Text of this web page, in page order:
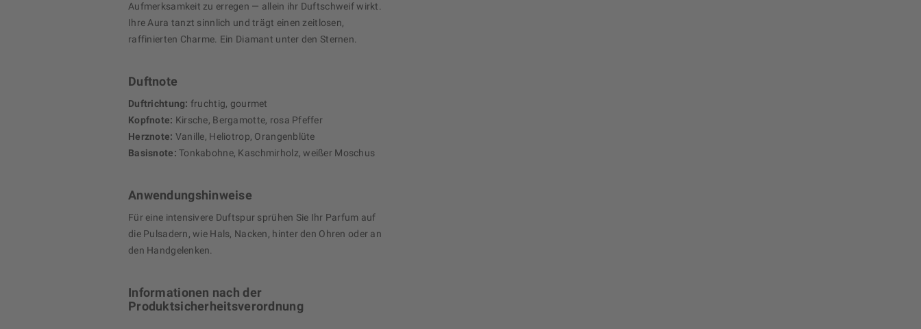
Aufmerksamkeit zu erregen — allein ihr Duftschweif wirkt.
Ihre Aura tanzt sinnlich und trägt einen zeitlosen,
raffinierten Charme. Ein Diamant unter den Sternen.
Duftnote
Duftrichtung: fruchtig, gourmet
Kopfnote: Kirsche, Bergamotte, rosa Pfeffer
Herznote: Vanille, Heliotrop, Orangenblüte
Basisnote: Tonkabohne, Kaschmirholz, weißer Moschus
Anwendungshinweise
Für eine intensivere Duftspur sprühen Sie Ihr Parfum auf
die Pulsadern, wie Hals, Nacken, hinter den Ohren oder an
den Handgelenken.
Informationen nach der
Produktsicherheitsverordnung